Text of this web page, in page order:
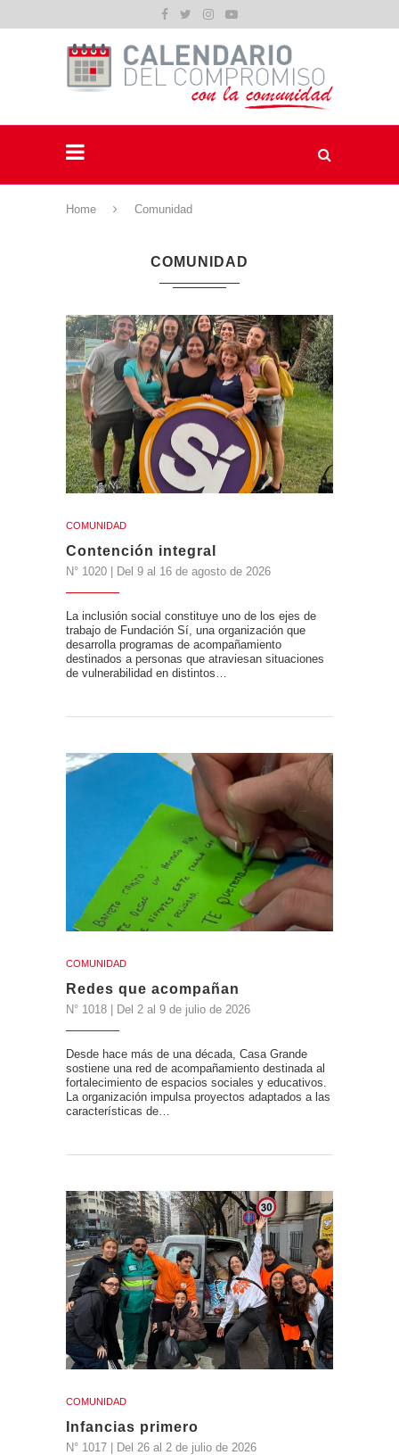
Home Comunidad
COMUNIDAD
COMUNIDAD
Contención integral
N° 1020 | Del 9 al 16 de agosto de 2026
La inclusión social constituye uno de los ejes de
trabajo de Fundación Sí, una organización que
desarrolla programas de acompañamiento
destinados a personas que atraviesan situaciones
de vulnerabilidad en distintos…
COMUNIDAD
Redes que acompañan
N° 1018 | Del 2 al 9 de julio de 2026
Desde hace más de una década, Casa Grande
sostiene una red de acompañamiento destinada al
fortalecimiento de espacios sociales y educativos.
La organización impulsa proyectos adaptados a las
características de…
COMUNIDAD
Infancias primero
N° 1017 | Del 26 al 2 de julio de 2026